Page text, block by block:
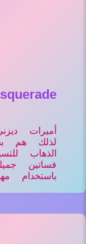
أميرات
لذلك هم
الذهاب
فساتين
باستخدام